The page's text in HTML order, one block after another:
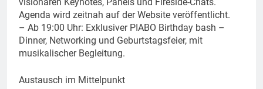
Agenda wird zeitnah auf der Website veröffentlicht.
– Ab 19:00 Uhr: Exklusiver PIABO Birthday bash –
Dinner, Networking und Geburtstagsfeier, mit
musikalischer Begleitung.
Austausch im Mittelpunkt